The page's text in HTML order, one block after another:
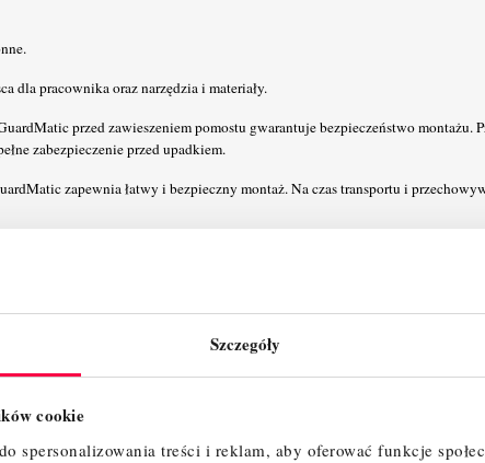
Szczegóły
cookie
spersonalizowania treści i reklam, aby oferować funkcje
dla pracownika oraz narzędzia i materiały.
przed zawieszeniem pomostu gwarantuje bezpieczeństwo montażu.
zabezpieczenie przed upadkiem.
zapewnia łatwy i bezpieczny montaż. Na czas transportu i
oraz teleskopową stopą (zakres regulacji do 230 mm) zapewniające
wynosi 2 m zapewniając przy tym szybki i beznarzędziowy montaż.
umożliwiają użytkowanie na nierównym podłożu (zakres regulacji: 300 - 580